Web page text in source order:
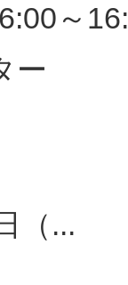
～
ー
（...